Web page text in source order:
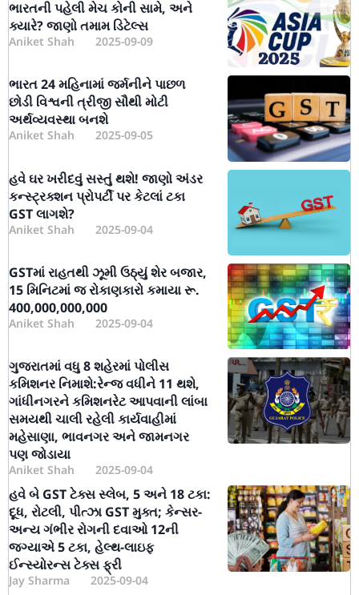
ભારતની પહેલી મેચ કોની સામે, અને
ક્યારે? જાણો તમામ ડિટેલ્સ
Aniket Shah 2025-09-09
ભારત 24 મહિનામાં જર્મનીને પાછળ
છોડી વિશ્વની ત્રીજી સૌથી મોટી
અર્થવ્યવસ્થા બનશે
Aniket Shah 2025-09-05
હવે ઘર ખરીદવું સસ્તું થશે! જાણો અંડર
કન્સ્ટ્રક્શન પ્રોપર્ટી પર કેટલાં ટકા
GST લાગશે?
Aniket Shah 2025-09-04
GSTમાં રાહતથી ઝૂમી ઉઠ્યું શેર બજાર,
15 મિનિટમાં જ રોકાણકારો કમાયા રૂ.
400,000,000,000
Aniket Shah 2025-09-04
ગુજરાતમાં વધુ 8 શહેરમાં પોલીસ
કમિશનર નિમાશે:રેન્જ વધીને 11 થશે,
ગાંધીનગરને કમિશનરેટ આપવાની લાંબા
સમયથી ચાલી રહેલી કાર્યવાહીમાં
મહેસાણા, ભાવનગર અને જામનગર
પણ જોડાયા
Aniket Shah 2025-09-04
હવે બે GST ટેક્સ સ્લેબ, 5 અને 18 ટકા:
દૂધ, રોટલી, પીત્ઝા GST મુક્ત; કેન્સર-
અન્ય ગંભીર રોગની દવાઓ 12ની
જગ્યાએ 5 ટકા, હેલ્થ-લાઇફ
ઈન્સ્યોરન્સ ટેક્સ ફ્રી
Jay Sharma 2025-09-04